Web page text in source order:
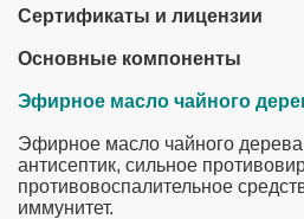
Сертификаты и лицензии
Основные компоненты
Эфирное масло чайного
Эфирное масло чайного
антисептик, сильное
противовоспалительное
иммунитет.